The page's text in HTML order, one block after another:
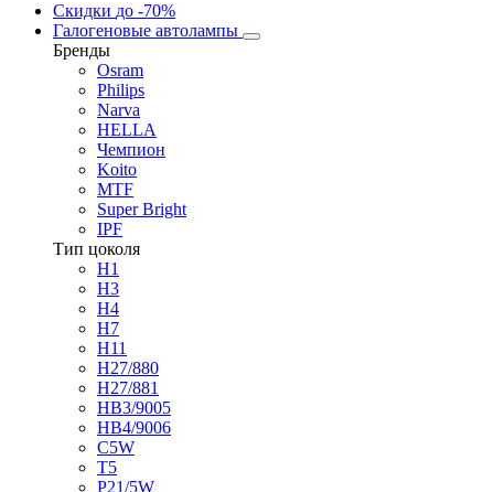
Скидки до -70%
Галогеновые автолампы
Бренды
Osram
Philips
Narva
HELLA
Чемпион
Koito
MTF
Super Bright
IPF
Тип цоколя
H1
H3
H4
H7
H11
H27/880
H27/881
HB3/9005
HB4/9006
C5W
T5
P21/5W